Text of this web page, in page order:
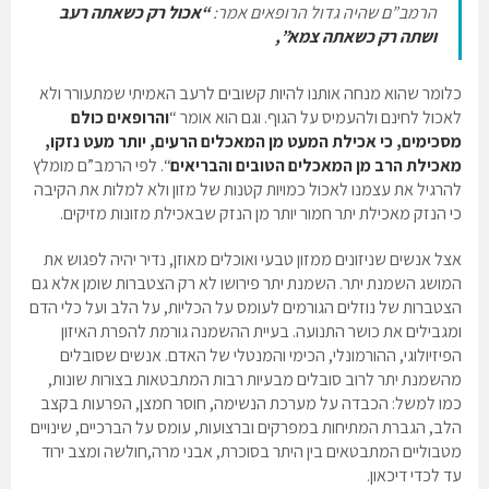
הרמב”ם שהיה גדול הרופאים אמר:“אכול רק כשאתה רעב
ושתה רק כשאתה צמא”,
כלומר שהוא מנחה אותנו להיות קשובים לרעב האמיתי שמתעורר ולא
לאכול לחינם ולהעמיס על הגוף. וגם הוא אומר “והרופאים כולם
מסכימים, כי אכילת המעט מן המאכלים הרעים, יותר מעט נזקו,
מאכילת הרב מן המאכלים הטובים והבריאים“. לפי הרמב”ם מומלץ
להרגיל את עצמנו לאכול כמויות קטנות של מזון ולא למלות את הקיבה
כי הנזק מאכילת יתר חמור יותר מן הנזק שבאכילת מזונות מזיקים.
אצל אנשים שניזונים ממזון טבעי ואוכלים מאוזן, נדיר יהיה לפגוש את
המושג השמנת יתר. השמנת יתר פירושו לא רק הצטברות שומן אלא גם
הצטברות של נוזלים הגורמים לעומס על הכליות, על הלב ועל כלי הדם
ומגבילים את כושר התנועה. בעיית ההשמנה גורמת להפרת האיזון
הפיזיולוגי, ההורמונלי, הכימי והמנטלי של האדם. אנשים שסובלים
מהשמנת יתר לרוב סובלים מבעיות רבות המתבטאות בצורות שונות,
כמו למשל: הכבדה על מערכת הנשימה, חוסר חמצן, הפרעות בקצב
הלב, הגברת המתיחות במפרקים וברצועות, עומס על הברכיים, שינויים
מטבוליים המתבטאים בין היתר בסוכרת, אבני מרה,חולשה ומצב ירוד
עד לכדי דיכאון.